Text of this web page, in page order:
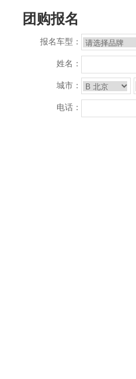
团购报名
报名车型：
姓名：
城市：
电话：